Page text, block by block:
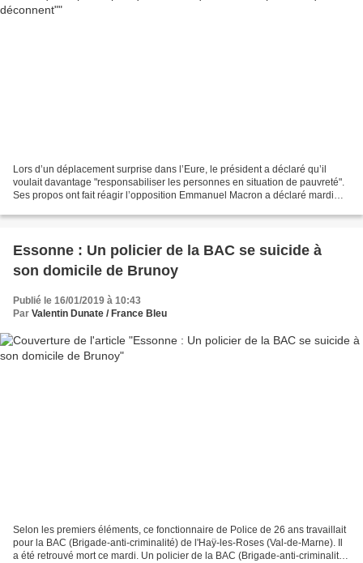
Lors d’un déplacement surprise dans l’Eure, le président a déclaré qu’il
voulait davantage "responsabiliser les personnes en situation de pauvreté".
Ses propos ont fait réagir l’opposition Emmanuel Macron a déclaré mardi
Essonne : Un policier de la BAC se suicide à
son domicile de Brunoy
Publié le 16/01/2019 à 10:43
Par Valentin Dunate / France Bleu
Selon les premiers éléments, ce fonctionnaire de Police de 26 ans travaillait
pour la BAC (Brigade-anti-criminalité) de l'Haÿ-les-Roses (Val-de-Marne). Il
a été retrouvé mort ce mardi. Un policier de la BAC (Brigade-anti-criminalité)